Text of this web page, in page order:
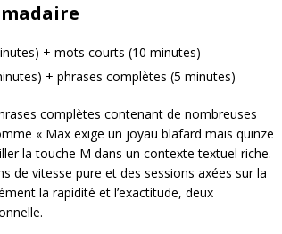
+ mots courts (10 minutes)
+ phrases complètes (5 minutes)
complètes contenant de nombreuses
« Max exige un joyau blafard mais quinze
la touche M dans un contexte textuel riche.
de vitesse pure et des sessions axées sur la
la rapidité et l’exactitude, deux